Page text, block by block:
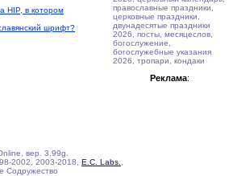
HIP, в котором
шрифт?
православные праздники,
церковные праздники,
двунадесятые праздники
2026, посты, месяцеслов,
богослужение,
богослужебные указания
2026, тропари, кондаки
Реклама:
вер. 3.99g.
2002, 2003-2018, E.C. Labs.
Содружество